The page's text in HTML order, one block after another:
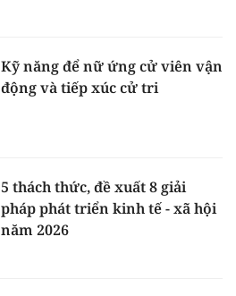
Kỹ năng để nữ ứng cử viên vận
động và tiếp xúc cử tri
5 thách thức, đề xuất 8 giải
pháp phát triển kinh tế - xã hội
năm 2026